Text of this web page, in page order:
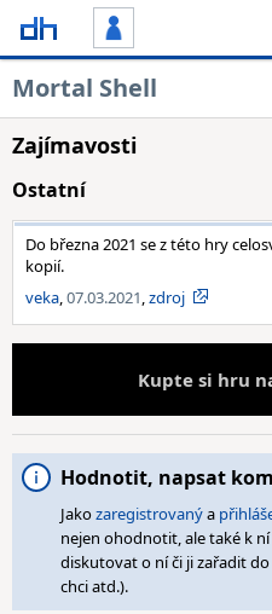
Mortal Shell
Zajímavosti
Ostatní
Do března 2021 se z této hry
kopií.
veka,07.03.2021,zdroj
Kupte si hru
Hodnotit, napsat
Jakozaregistrovanýa
nejen ohodnotit, ale také k
diskutovat o ní či ji zařadit
chci atd.).